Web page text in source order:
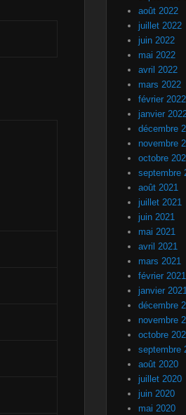
août 2022
juillet 2022
juin 2022
mai 2022
avril 2022
mars 2022
février 2022
janvier
décembre
novembre
octobre
septembre
août 2021
juillet 2021
juin 2021
mai 2021
avril 2021
mars 2021
février 2021
janvier
décembre
novembre
octobre
septembre
août 2020
juillet 2020
juin 2020
mai 2020